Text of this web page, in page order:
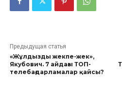
Предыдущая статья
«Жұлдызды жекпе-жек»,
Якубович. 7 айдағы ТОП-
телебағдарламалар қайсы?